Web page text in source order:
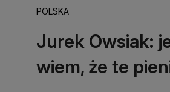
POLSKA
Jurek Owsiak:
wiem, że te